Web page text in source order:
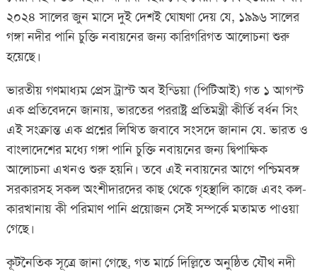
২০২৪ সালের জুন মাসে দুই দেশই ঘোষণা দেয় যে, ১৯৯৬ সালের
গঙ্গা নদীর পানি চুক্তি নবায়নের জন্য কারিগরিগত আলোচনা শুরু
হয়েছে।
ভারতীয় গণমাধ্যম প্রেস ট্রাস্ট অব ইন্ডিয়া (পিটিআই) গত ১ আগস্ট
এক প্রতিবেদনে জানায়, ভারতের পররাষ্ট্র প্রতিমন্ত্রী কীর্তি বর্ধন সিং
এই সংক্রান্ত এক প্রশ্নের লিখিত জবাবে সংসদে জানান যে. ভারত ও
বাংলাদেশের মধ্যে গঙ্গা পানি চুক্তি নবায়নের জন্য দ্বিপাক্ষিক
আলোচনা এখনও শুরু হয়নি। তবে এই নবায়নের আগে পশ্চিমবঙ্গ
সরকারসহ সকল অংশীদারদের কাছ থেকে গৃহস্থালি কাজে এবং কল-
কারখানায় কী পরিমাণ পানি প্রয়োজন সেই সম্পর্কে মতামত পাওয়া
গেছে।
কূটনৈতিক সূত্রে জানা গেছে, গত মার্চে দিল্লিতে অনুষ্ঠিত যৌথ নদী